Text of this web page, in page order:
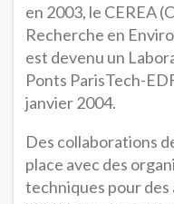
en 2003, le CEREA
Recherche en
est devenu un
Ponts ParisTech-
janvier 2004.
Des collaborations
place avec des
techniques pour